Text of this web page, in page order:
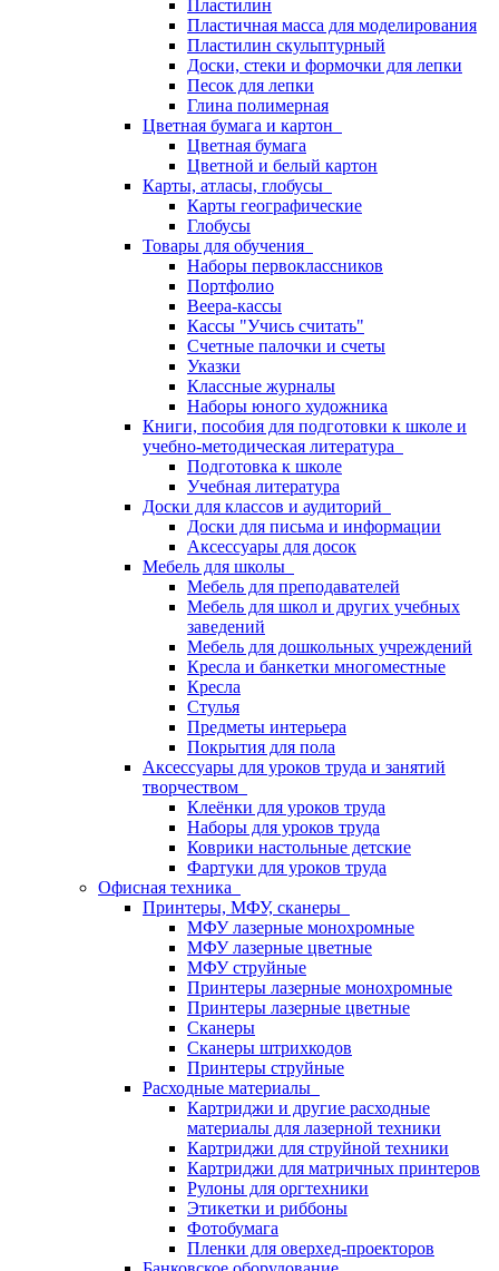
Пластилин
Пластичная масса для моделирования
Пластилин скульптурный
Доски, стеки и формочки для лепки
Песок для лепки
Глина полимерная
Цветная бумага и картон
Цветная бумага
Цветной и белый картон
Карты, атласы, глобусы
Карты географические
Глобусы
Товары для обучения
Наборы первоклассников
Портфолио
Веера-кассы
Кассы "Учись считать"
Счетные палочки и счеты
Указки
Классные журналы
Наборы юного художника
Книги, пособия для подготовки к школе и
учебно-методическая литература
Подготовка к школе
Учебная литература
Доски для классов и аудиторий
Доски для письма и информации
Аксессуары для досок
Мебель для школы
Мебель для преподавателей
Мебель для школ и других учебных
заведений
Мебель для дошкольных учреждений
Кресла и банкетки многоместные
Кресла
Стулья
Предметы интерьера
Покрытия для пола
Аксессуары для уроков труда и занятий
творчеством
Клеёнки для уроков труда
Наборы для уроков труда
Коврики настольные детские
Фартуки для уроков труда
Офисная техника
Принтеры, МФУ, сканеры
МФУ лазерные монохромные
МФУ лазерные цветные
МФУ струйные
Принтеры лазерные монохромные
Принтеры лазерные цветные
Сканеры
Сканеры штрихкодов
Принтеры струйные
Расходные материалы
Картриджи и другие расходные
материалы для лазерной техники
Картриджи для струйной техники
Картриджи для матричных принтеров
Рулоны для оргтехники
Этикетки и риббоны
Фотобумага
Пленки для оверхед-проекторов